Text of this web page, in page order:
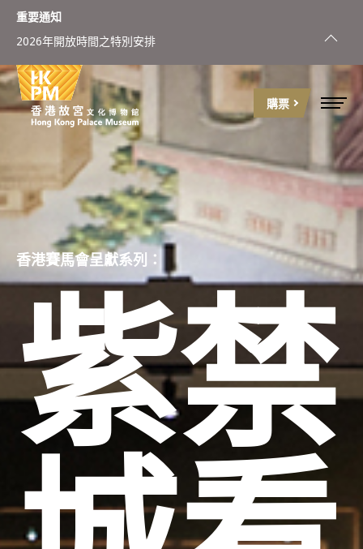
購票
重要通知
2026年開放時間之特別安排
香港賽馬會呈獻系列：
紫禁